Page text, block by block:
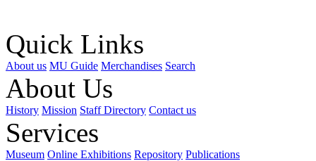
Quick Links
About us MU Guide Merchandises Search
About Us
History Mission Staff Directory Contact us
Services
Museum Online Exhibitions Repository Publications